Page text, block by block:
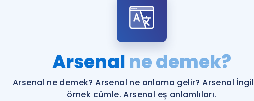
YDS ve YÖKDİL
Rehberlik Aracı
YDS ve YÖKDİL'e
Arsenalne demek?
Arsenal ne demek? Arsenal ne anlama gelir? Arsenal
örnek cümle. Arsenal eş anlamlıları.